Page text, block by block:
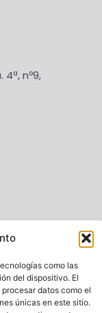
como las
del dispositivo. El
datos como el
únicas en este sitio.
nº9,